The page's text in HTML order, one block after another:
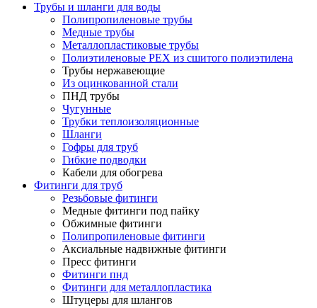
Трубы и шланги для воды
Полипропиленовые трубы
Медные трубы
Металлопластиковые трубы
Полиэтиленовые PEX из сшитого полиэтилена
Трубы нержавеющие
Из оцинкованной стали
ПНД трубы
Чугунные
Трубки теплоизоляционные
Шланги
Гофры для труб
Гибкие подводки
Кабели для обогрева
Фитинги для труб
Резьбовые фитинги
Медные фитинги под пайку
Обжимные фитинги
Полипропиленовые фитинги
Аксиальные надвижные фитинги
Пресс фитинги
Фитинги пнд
Фитинги для металлопластика
Штуцеры для шлангов